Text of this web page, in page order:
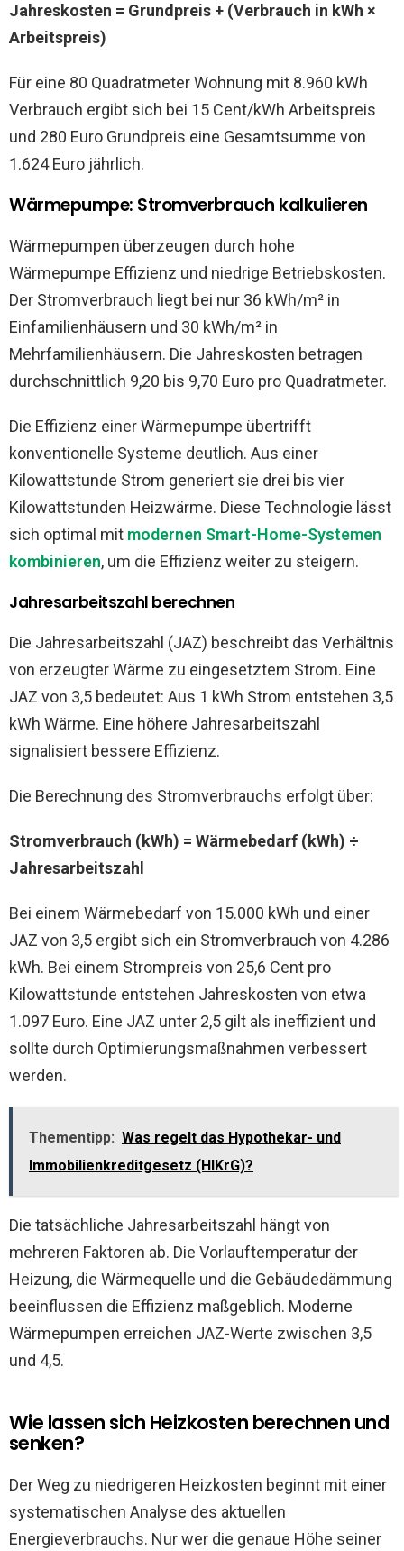
Jahreskosten = Grundpreis + (Verbrauch in kWh ×
Arbeitspreis)
Für eine 80 Quadratmeter Wohnung mit 8.960 kWh
Verbrauch ergibt sich bei 15 Cent/kWh Arbeitspreis
und 280 Euro Grundpreis eine Gesamtsumme von
1.624 Euro jährlich.
Wärmepumpe: Stromverbrauch kalkulieren
Wärmepumpen überzeugen durch hohe
Wärmepumpe Effizienz und niedrige Betriebskosten.
Der Stromverbrauch liegt bei nur 36 kWh/m² in
Einfamilienhäusern und 30 kWh/m² in
Mehrfamilienhäusern. Die Jahreskosten betragen
durchschnittlich 9,20 bis 9,70 Euro pro Quadratmeter.
Die Effizienz einer Wärmepumpe übertrifft
konventionelle Systeme deutlich. Aus einer
Kilowattstunde Strom generiert sie drei bis vier
Kilowattstunden Heizwärme. Diese Technologie lässt
sich optimal mit modernen Smart-Home-Systemen
kombinieren, um die Effizienz weiter zu steigern.
Jahresarbeitszahl berechnen
Die Jahresarbeitszahl (JAZ) beschreibt das Verhältnis
von erzeugter Wärme zu eingesetztem Strom. Eine
JAZ von 3,5 bedeutet: Aus 1 kWh Strom entstehen 3,5
kWh Wärme. Eine höhere Jahresarbeitszahl
signalisiert bessere Effizienz.
Die Berechnung des Stromverbrauchs erfolgt über:
Stromverbrauch (kWh) = Wärmebedarf (kWh) ÷
Jahresarbeitszahl
Bei einem Wärmebedarf von 15.000 kWh und einer
JAZ von 3,5 ergibt sich ein Stromverbrauch von 4.286
kWh. Bei einem Strompreis von 25,6 Cent pro
Kilowattstunde entstehen Jahreskosten von etwa
1.097 Euro. Eine JAZ unter 2,5 gilt als ineffizient und
sollte durch Optimierungsmaßnahmen verbessert
werden.
Thementipp: Was regelt das Hypothekar- und
Immobilienkreditgesetz (HIKrG)?
Die tatsächliche Jahresarbeitszahl hängt von
mehreren Faktoren ab. Die Vorlauftemperatur der
Heizung, die Wärmequelle und die Gebäudedämmung
beeinflussen die Effizienz maßgeblich. Moderne
Wärmepumpen erreichen JAZ-Werte zwischen 3,5
und 4,5.
Wie lassen sich Heizkosten berechnen und
senken?
Der Weg zu niedrigeren Heizkosten beginnt mit einer
systematischen Analyse des aktuellen
Energieverbrauchs. Nur wer die genaue Höhe seiner